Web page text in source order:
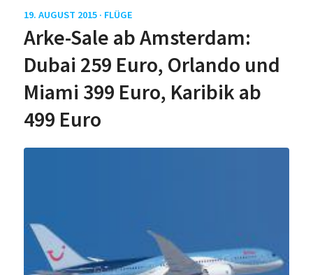
19. AUGUST 2015 · FLÜGE
Arke-Sale ab Amsterdam:
Dubai 259 Euro, Orlando und
Miami 399 Euro, Karibik ab
499 Euro